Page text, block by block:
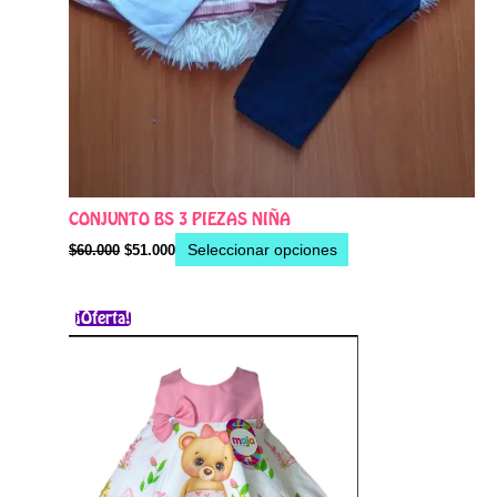
CONJUNTO BS 3 PIEZAS NIÑA
$60.000 $51.000 Seleccionar opciones
¡Oferta!
El
precio
$59.000.$40.500.
producto